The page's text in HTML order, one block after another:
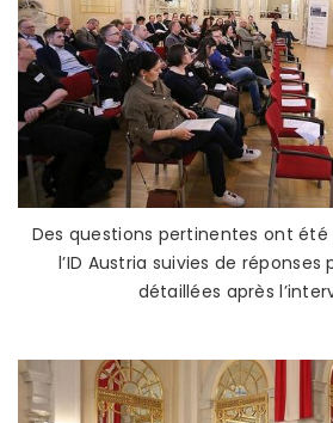
Des questions pertinentes ont été
l’ID Austria suivies de
détaillées après